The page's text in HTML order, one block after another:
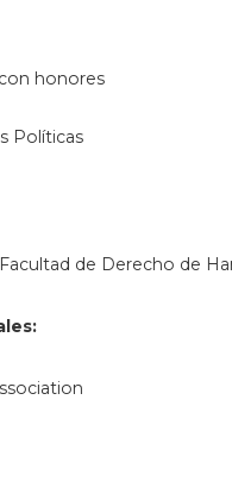
honores
Políticas
de Derecho de